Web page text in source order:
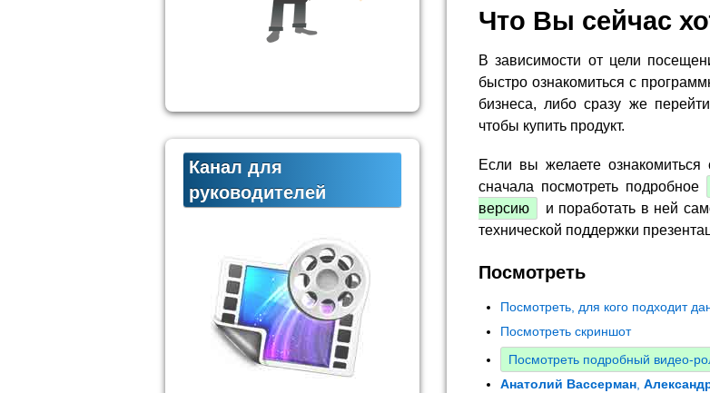
Что Вы сейчас
В зависимости от цели
быстро ознакомиться с
бизнеса, либо сразу же
чтобы купить продукт.
Если вы желаете
сначала посмотреть подробное
версию
и поработать в ней
технической поддержки
Посмотреть
Посмотреть, для кого подходит
Посмотреть скриншот
Посмотреть подробный видео-
Анатолий Вассерман,
Канал для
руководителей